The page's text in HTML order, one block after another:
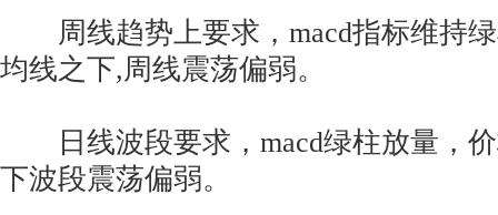
周线趋势上要求，macd指标维持绿
均线之下,周线震荡偏弱。
日线波段要求，macd绿柱放量，价
下波段震荡偏弱。